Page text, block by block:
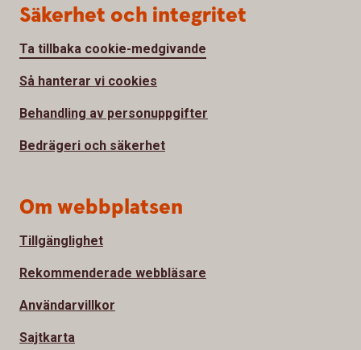
Säkerhet och integritet
Ta tillbaka cookie-medgivande
Så hanterar vi cookies
Behandling av personuppgifter
Bedrägeri och säkerhet
Om webbplatsen
Tillgänglighet
Rekommenderade webbläsare
Användarvillkor
Sajtkarta